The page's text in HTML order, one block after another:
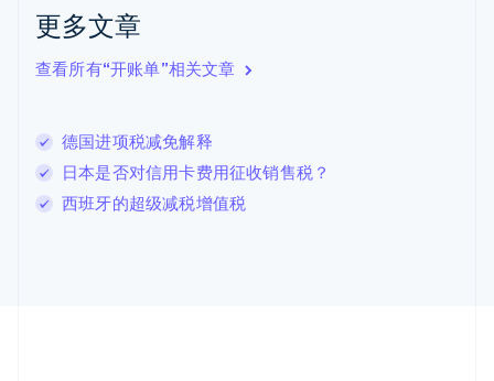
更多文章
查看所有“开账单”相关文章
德国进项税减免解释
日本是否对信用卡费用征收销售税？
西班牙的超级减税增值税
English Italiano
拉脱维亚
立陶宛
DeutschEnglish
卢森堡
Français Deutsch English
罗马尼亚